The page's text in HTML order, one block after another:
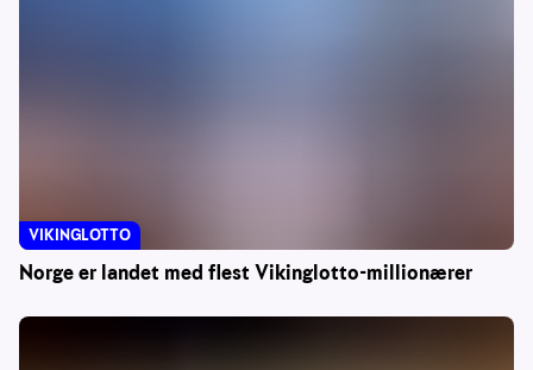
Norge er landet med flest Vikinglotto-millionærer
VIKINGLOTTO